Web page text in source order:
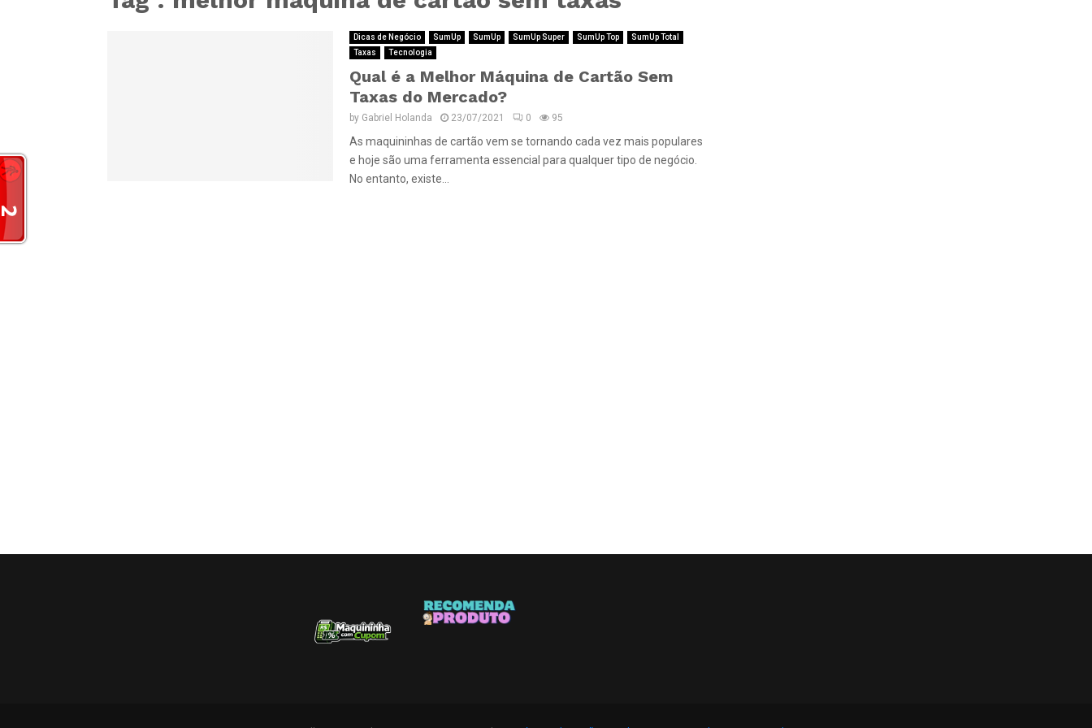
Dicas de Negócio SumUp SumUp SumUp Super SumUp Top
SumUp Total
Taxas
Tecnologia
Qual é a Melhor Máquina de Cartão Sem
Taxas do Mercado?
by Gabriel Holanda 23/07/2021 0 95
As maquininhas de cartão vem se tornando cada vez mais populares
e hoje são uma ferramenta essencial para qualquer tipo de negócio.
No entanto, existe...